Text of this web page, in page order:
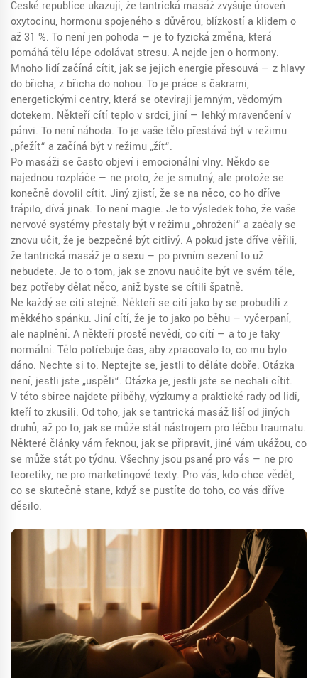
České republice ukazují, že tantrická masáž zvyšuje úroveň
oxytocinu, hormonu spojeného s důvěrou, blízkostí a klidem o
až 31 %. To není jen pohoda — je to fyzická změna, která
pomáhá tělu lépe odolávat stresu. A nejde jen o hormony.
Mnoho lidí začíná cítit, jak se jejich energie přesouvá — z hlavy
do břicha, z břicha do nohou. To je práce s čakrami,
energetickými centry, která se otevírají jemným, vědomým
dotekem. Někteří cítí teplo v srdci, jiní — lehký mravenčení v
pánvi. To není náhoda. To je vaše tělo přestává být v režimu
„přežít“ a začíná být v režimu „žít“.
Po masáži se často objeví i emocionální vlny. Někdo se
najednou rozpláče — ne proto, že je smutný, ale protože se
konečně dovolil cítit. Jiný zjistí, že se na něco, co ho dříve
trápilo, dívá jinak. To není magie. Je to výsledek toho, že vaše
nervové systémy přestaly být v režimu „ohrožení“ a začaly se
znovu učit, že je bezpečné být citlivý. A pokud jste dříve věřili,
že tantrická masáž je o sexu — po prvním sezení to už
nebudete. Je to o tom, jak se znovu naučíte být ve svém těle,
bez potřeby dělat něco, aniž byste se cítili špatně.
Ne každý se cítí stejně. Někteří se cítí jako by se probudili z
měkkého spánku. Jiní cítí, že je to jako po běhu — vyčerpaní,
ale naplnění. A někteří prostě nevědí, co cítí — a to je taky
normální. Tělo potřebuje čas, aby zpracovalo to, co mu bylo
dáno. Nechte si to. Neptejte se, jestli to děláte dobře. Otázka
není, jestli jste „uspěli“. Otázka je, jestli jste se nechali cítit.
V této sbírce najdete příběhy, výzkumy a praktické rady od lidí,
kteří to zkusili. Od toho, jak se tantrická masáž liší od jiných
druhů, až po to, jak se může stát nástrojem pro léčbu traumatu.
Některé články vám řeknou, jak se připravit, jiné vám ukážou, co
se může stát po týdnu. Všechny jsou psané pro vás — ne pro
teoretiky, ne pro marketingové texty. Pro vás, kdo chce vědět,
co se skutečně stane, když se pustíte do toho, co vás dříve
děsilo.